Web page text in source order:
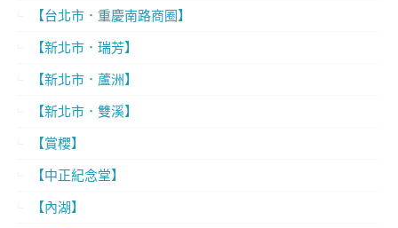
【台北市．重慶南路商圈】
【新北市．瑞芳】
【新北市．蘆洲】
【新北市．雙溪】
【賞櫻】
【中正紀念堂】
【內湖】